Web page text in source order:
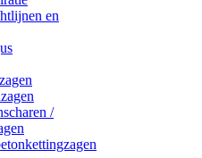
en
/